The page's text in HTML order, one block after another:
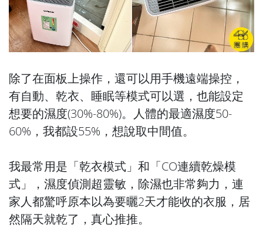
除了在面板上操作，還可以用手機遠端操控，
有自動、乾衣、睡眠等模式可以選，也能設定
想要的濕度(30%-80%)。人體的最適濕度50-
60%，我都設55%，想說取中間值。
我最常用是「乾衣模式」和「CO連續乾燥模
式」，濕度偵測超靈敏，除濕也非常夠力，連
家人都驚呼原本以為要曬2天才能收的衣服，居
然隔天就乾了，真心推推。